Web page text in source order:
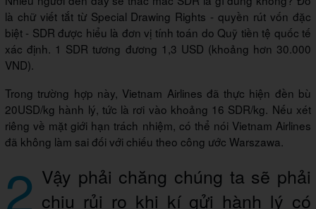
là chữ viết tắt từ Special Drawing Rights - quyền rút vốn đặc
biệt - SDR được hiểu là đơn vị tính toán do Quỹ tiền tệ quốc tế
xác định. 1 SDR tương đương 1,3 USD (khoảng hơn 30.000
VND).
Trong trường hợp này, Vietnam Airlines đã thực hiện đền bù
20USD/kg hành lý, tức là rơi vào khoảng 16 SDR/kg. Nếu xét
riêng về mặt giới hạn trách nhiệm, có thể nói Vietnam Airlines
đã không làm sai đối với chiếu theo công ước Warszawa.
2 Vậy phải chăng chúng ta sẽ phải
chịu rủi ro khi kí gửi hành lý có